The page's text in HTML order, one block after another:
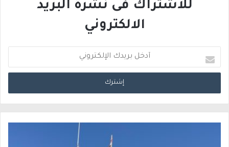
للاشتراك فى نشرة البريد
الالكتروني
د
خ